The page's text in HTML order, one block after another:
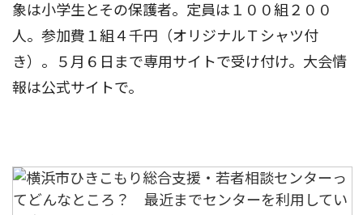
象は小学生とその保護者。定員は１００組２００
人。参加費１組４千円（オリジナルＴシャツ付
き）。５月６日まで専用サイトで受け付け。大会情
報は公式サイトで。